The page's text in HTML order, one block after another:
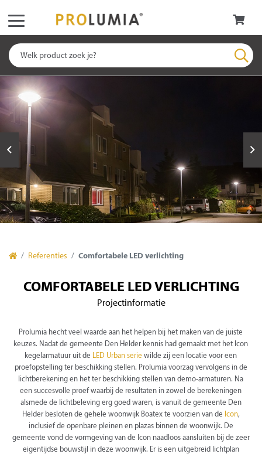
Referenties Comfortabele LED verlichting
COMFORTABELE LED VERLICHTING
Projectinformatie
Prolumia hecht veel waarde aan het helpen bij het maken van de juiste
keuzes. Nadat de gemeente Den Helder kennis had gemaakt met het Icon
kegelarmatuur uit de LED Urban serie wilde zij een locatie voor een
proefopstelling ter beschikking stellen. Prolumia voorzag vervolgens in de
lichtberekening en het ter beschikking stellen van demo-armaturen. Na
een succesvolle proef waarbij de resultaten in zowel de berekeningen
alsmede de lichtbeleving erg goed waren, is vanuit de gemeente Den
Helder besloten de gehele woonwijk Boatex te voorzien van de Icon,
inclusief de openbare pleinen en plazas binnen de woonwijk. De
gemeente vond de vormgeving van de Icon naadloos aansluiten bij de zeer
eigentijdse bouwstijl in deze woonwijk. Er is een uitgebreid lichtplan